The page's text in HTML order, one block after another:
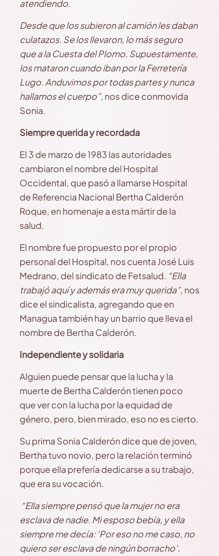
atendiendo.
Desde que los subieron al camión les daban
culatazos. Se los llevaron, lo más seguro
que a la Cuesta del Plomo. Supuestamente,
los mataron cuando iban por la Ferretería
Lugo. Anduvimos por todas partes y nunca
hallamos el cuerpo”, nos dice conmovida
Sonia.
Siempre querida y recordada
El 3 de marzo de 1983 las autoridades
cambiaron el nombre del Hospital
Occidental, que pasó a llamarse Hospital
de Referencia Nacional Bertha Calderón
Roque, en homenaje a esta mártir de la
salud.
El nombre fue propuesto por el propio
personal del Hospital, nos cuenta José Luis
Medrano, del sindicato de Fetsalud. “Ella
trabajó aquí y además era muy querida”, nos
dice el sindicalista, agregando que en
Managua también hay un barrio que lleva el
nombre de Bertha Calderón.
Independiente y solidaria
Alguien puede pensar que la lucha y la
muerte de Bertha Calderón tienen poco
que ver con la lucha por la equidad de
género, pero, bien mirado, eso no es cierto.
Su prima Sonia Calderón dice que de joven,
Bertha tuvo novio, pero la relación terminó
porque ella prefería dedicarse a su trabajo,
que era su vocación.
“Ella siempre pensó que la mujer no era
esclava de nadie. Mi esposo bebía, y ella
siempre me decía: ‘Por eso no me caso, no
quiero ser esclava de ningún borracho’.